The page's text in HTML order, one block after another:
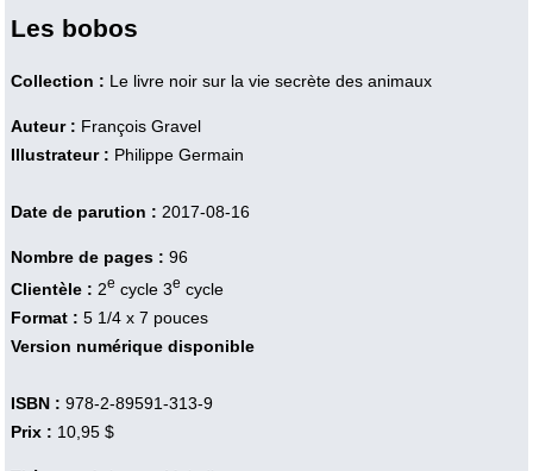
Les bobos
Collection : Le livre noir sur la vie secrète des animaux
Auteur : François Gravel
Illustrateur : Philippe Germain
Date de parution : 2017-08-16
Nombre de pages : 96
Clientèle : 2e cycle 3e cycle
Format : 5 1/4 x 7 pouces
Version numérique disponible
ISBN : 978-2-89591-313-9
Prix : 10,95 $